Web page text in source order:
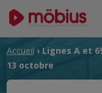
Accueil › Lignes A et
13 octobre